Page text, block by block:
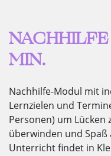
MIN.
Nachhilfe-Modul mit
Lernzielen und
Personen) um Lücken
überwinden und Spaß
Unterricht findet in